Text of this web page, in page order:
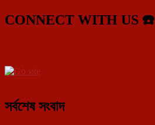
CONNECT WITH US ☎️
সর্বশেষ সংবাদ